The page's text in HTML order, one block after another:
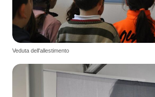
Veduta dell'allestimento